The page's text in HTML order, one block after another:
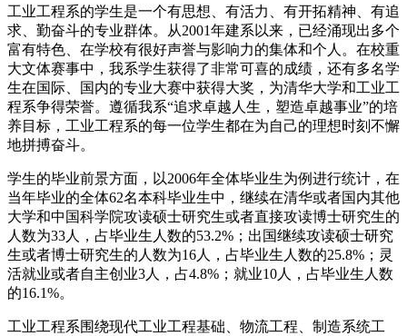
工业工程系的学生是一个有思想、有活力、有开拓精神、有追
求、勤奋斗的专业群体。从2001年建系以来，已经涌现出多个
富有特色、在学校有很好声誉与影响力的集体和个人。在校重
大文体赛事中，我系学生获得了非常可喜的成绩，还有多名学
生在国际、国内的专业大赛中获得大奖，为清华大学和工业工
程系争得荣誉。遵循我系“追求卓越人生，塑造卓越事业”的培
养目标，工业工程系的每一位学生都在为自己的理想时刻不懈
地拼搏奋斗。
学生的毕业前景方面，以2006年全体毕业生为例进行统计，在
当年毕业的全体62名本科毕业生中，继续在清华或者国内其他
大学和中国科学院攻读硕士研究生或者直接攻读博士研究生的
人数为33人，占毕业生人数的53.2%；出国继续攻读硕士研究
生或者博士研究生的人数为16人，占毕业生人数的25.8%；灵
活就业或者自主创业3人，占4.8%；就业10人，占毕业生人数
的16.1%。
工业工程系围绕现代工业工程基础、物流工程、制造系统工